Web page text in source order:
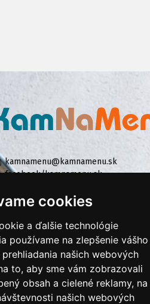
cookies
a ďalšie technológie
používame na zlepšenie vášho
našich webových
to, aby sme vám zobrazovali
obsah a cielené reklamy, na
našich webových
kamnamenu@kamnamenu.sk
facebook/kamnamenu.sk
KONTAKTUJTE NÁS
PRIHLÁSIŤ SA DO ZÁKAZNÍCKEJ ZÓNY